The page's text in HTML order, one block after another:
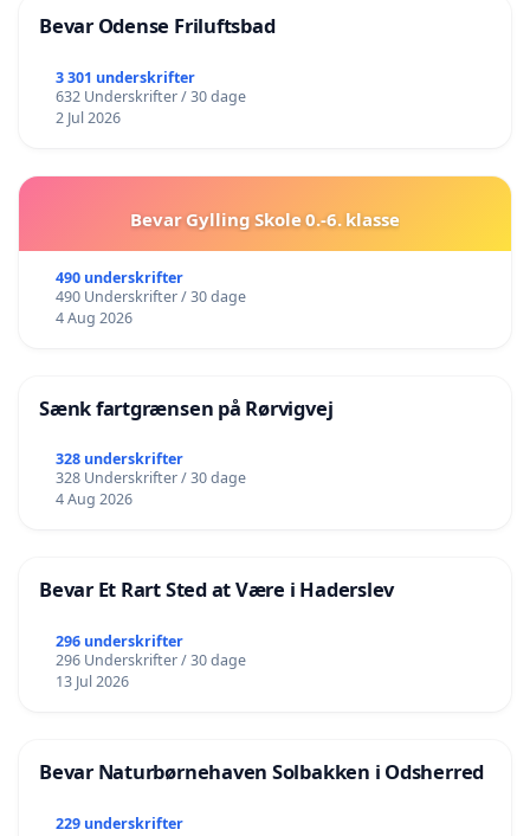
Bevar Odense Friluftsbad
3 301 underskrifter
632 Underskrifter / 30 dage
2 Jul 2026
Bevar Gylling Skole 0.-6. klasse
490 underskrifter
490 Underskrifter / 30 dage
4 Aug 2026
Sænk fartgrænsen på Rørvigvej
328 underskrifter
328 Underskrifter / 30 dage
4 Aug 2026
Bevar Et Rart Sted at Være i Haderslev
296 underskrifter
296 Underskrifter / 30 dage
13 Jul 2026
Bevar Naturbørnehaven Solbakken i Odsherred
229 underskrifter